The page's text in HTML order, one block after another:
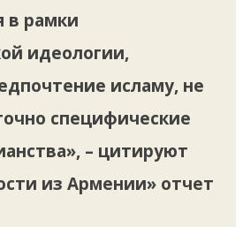
в рамки
идеологии,
исламу, не
специфические
– цитируют
из Армении» отчет